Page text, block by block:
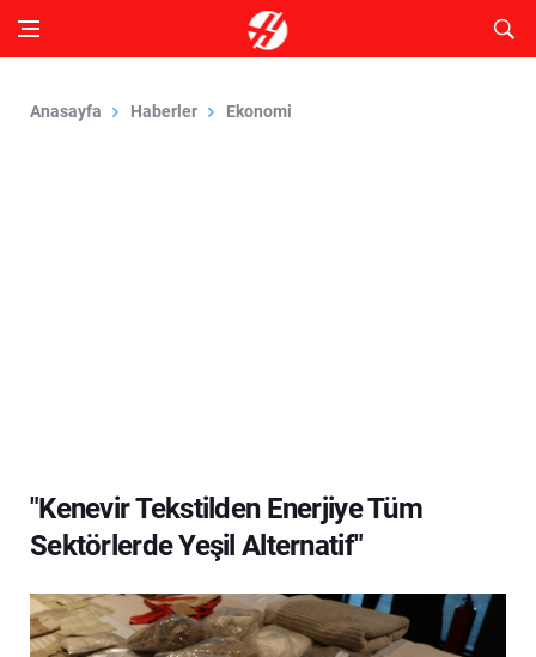
Anasayfa Haberler Ekonomi
"Kenevir Tekstilden Enerjiye Tüm
Sektörlerde Yeşil Alternatif"